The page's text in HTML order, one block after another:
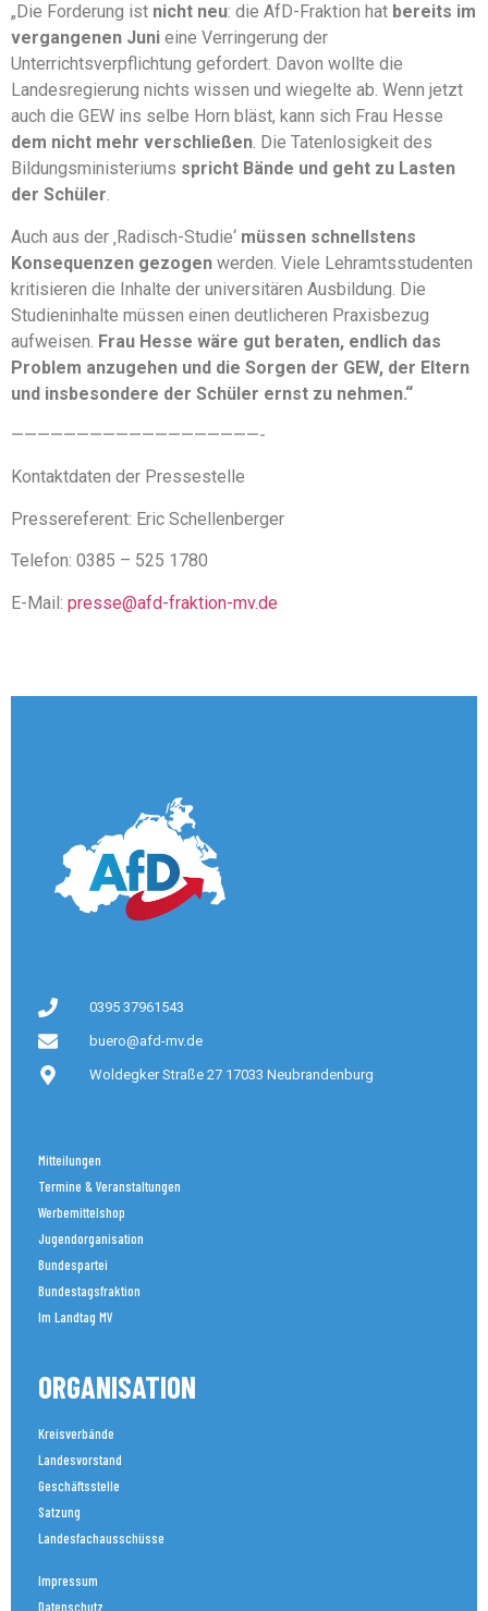
„Die Forderung ist nicht neu: die AfD-Fraktion hat bereits im
vergangenen Juni eine Verringerung der
Unterrichtsverpflichtung gefordert. Davon wollte die
Landesregierung nichts wissen und wiegelte ab. Wenn jetzt
auch die GEW ins selbe Horn bläst, kann sich Frau Hesse
dem nicht mehr verschließen. Die Tatenlosigkeit des
Bildungsministeriums spricht Bände und geht zu Lasten
der Schüler.
Auch aus der ‚Radisch-Studie‘ müssen schnellstens
Konsequenzen gezogen werden. Viele Lehramtsstudenten
kritisieren die Inhalte der universitären Ausbildung. Die
Studieninhalte müssen einen deutlicheren Praxisbezug
aufweisen. Frau Hesse wäre gut beraten, endlich das
Problem anzugehen und die Sorgen der GEW, der Eltern
und insbesondere der Schüler ernst zu nehmen.“
———————————————————-
Kontaktdaten der Pressestelle
Pressereferent: Eric Schellenberger
Telefon: 0385 – 525 1780
E-Mail: presse@afd-fraktion-mv.de
0395 37961543
buero@afd-mv.de
Woldegker Straße 27 17033 Neubrandenburg
Mitteilungen
Termine & Veranstaltungen
Werbemittelshop
Jugendorganisation
Bundespartei
Bundestagsfraktion
Im Landtag MV
ORGANISATION
Kreisverbände
Landesvorstand
Geschäftsstelle
Satzung
Landesfachausschüsse
Impressum
Datenschutz